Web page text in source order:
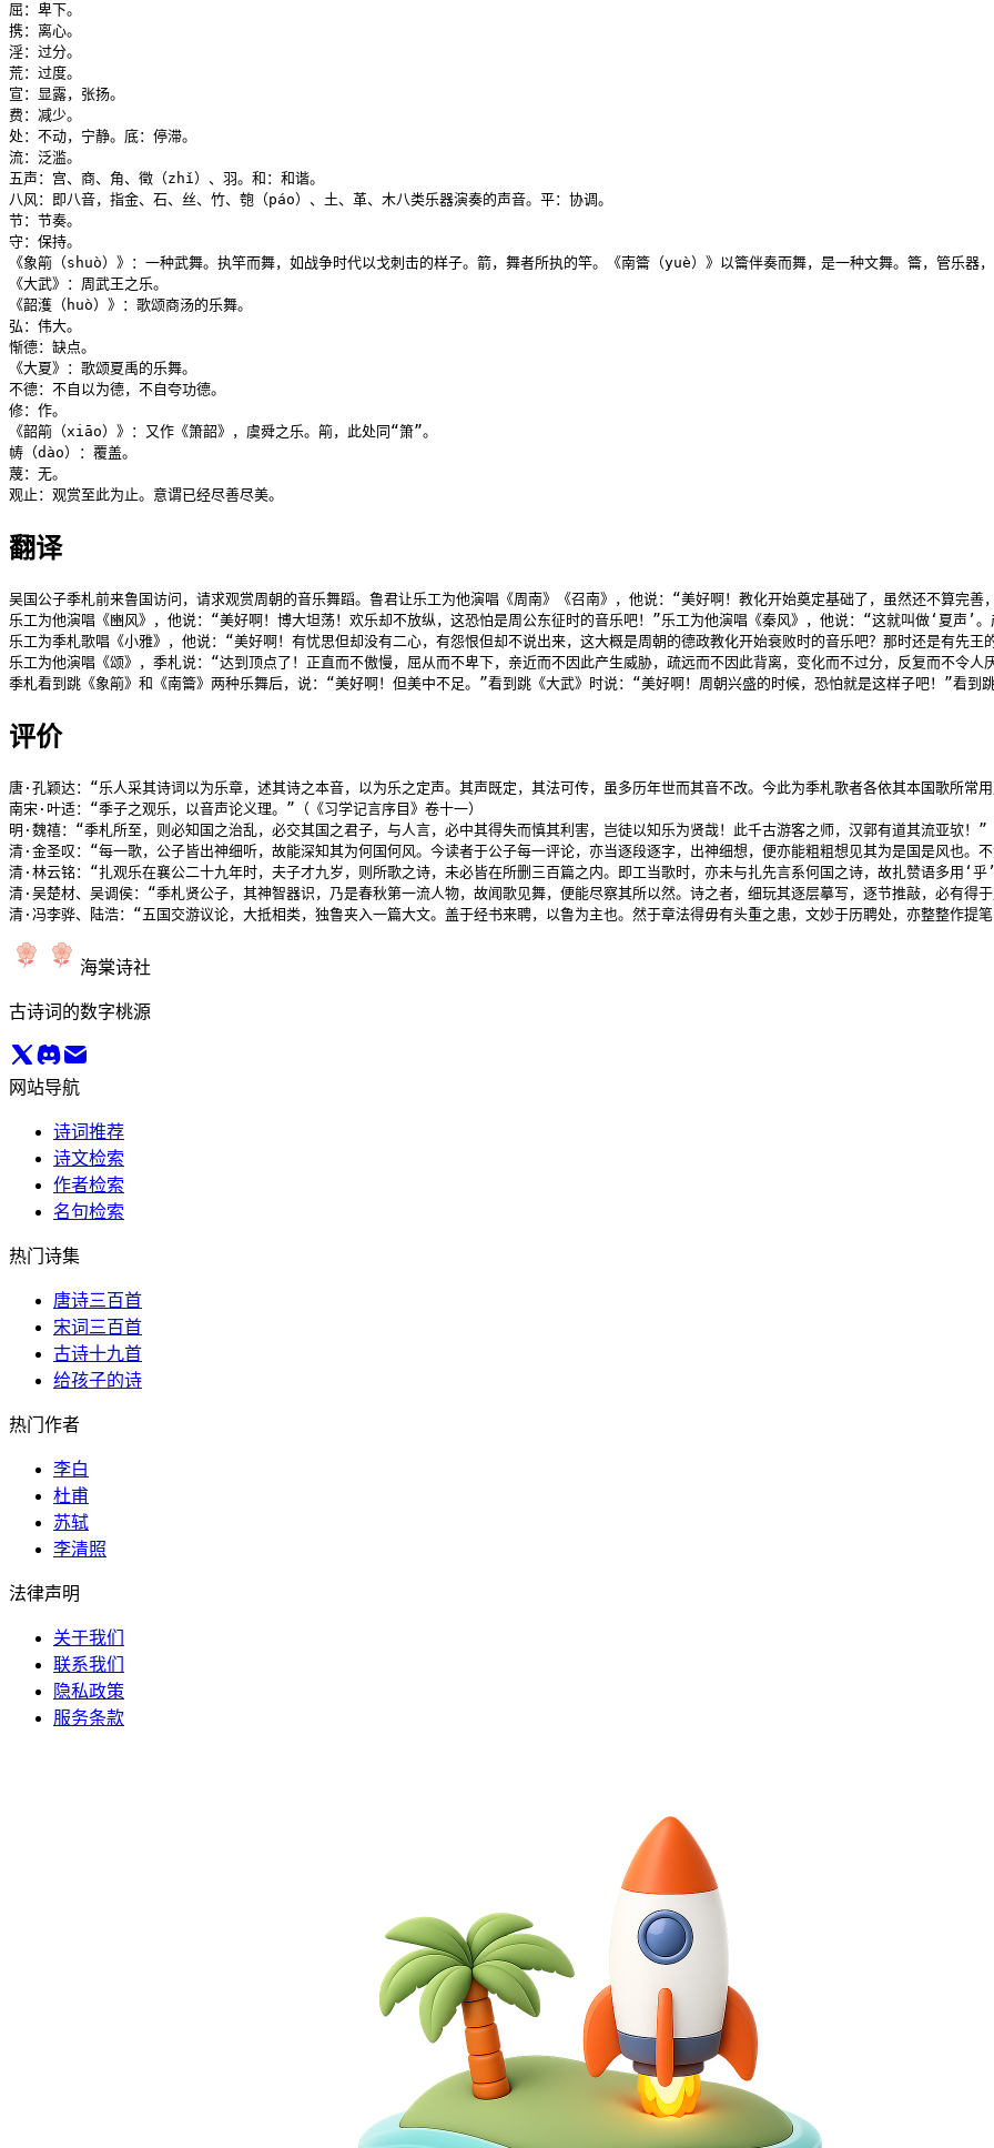
屈：卑下。
携：离心。
淫：过分。
荒：过度。
宣：显露，张扬。
费：减少。
处：不动，宁静。底：停滞。
流：泛滥。
五声：宫、商、角、徵（zhǐ）、羽。和：和谐。
八风：即八音，指金、石、丝、竹、匏（páo）、土、革、木八类乐器演奏的声音。平：协调。
节：节奏。
守：保持。
《象箾（shuò）》：一种武舞。执竿而舞，如战争时代以戈刺击的样子。箭，舞者所执的竿。《南籥（yuè）》以籥伴奏而舞，是一种文舞。籥，管乐器
《大武》：周武王之乐。
《韶濩（huò）》：歌颂商汤的乐舞。
弘：伟大。
惭德：缺点。
《大夏》：歌颂夏禹的乐舞。
不德：不自以为德，不自夸功德。
修：作。
《韶箾（xiāo）》：又作《箫韶》，虞舜之乐。箾，此处同“箫”。
帱（dào）：覆盖。
蔑：无。
观止：观赏至此为止。意谓已经尽善尽美。
翻译
吴国公子季札前来鲁国访问，请求观赏周朝的音乐舞蹈。鲁君让乐工为他演唱《周南》《召南》，他说：“美好啊！教化开始奠定基础了，虽然还不算
乐工为他演唱《豳风》，他说：“美好啊！博大坦荡！欢乐却不放纵，这恐怕是周公东征时的音乐吧！”乐工为他演唱《秦风》，他说：“这就叫做‘夏声
乐工为季札歌唱《小雅》，他说：“美好啊！有忧思但却没有二心，有怨恨但却不说出来，这大概是周朝的德政教化开始衰败时的音乐吧？那时还是有先
乐工为他演唱《颂》，季札说：“达到顶点了！正直而不傲慢，屈从而不卑下，亲近而不因此产生威胁，疏远而不因此背离，变化而不过分，反复而不
季札看到跳《象箾》和《南籥》两种乐舞后，说：“美好啊！但美中不足。”看到跳《大武》时说：“美好啊！周朝兴盛的时候，恐怕就是这样子吧！”看
评价
唐·孔颖达：“乐人采其诗词以为乐章，述其诗之本音，以为乐之定声。其声既定，其法可传，虽多历年世而其音不改。今此为季札歌者各依其本国歌所
南宋·叶适：“季子之观乐，以音声论义理。”（《习学记言序目》卷十一）
明·魏禧：“季札所至，则必知国之治乱，必交其国之君子，与人言，必中其得失而慎其利害，岂徒以知乐为贤哉！此千古游客之师，汉郭有道其流亚欤！”
清·金圣叹：“每一歌，公子皆出神细听，故能深知其为何国何风。今读者于公子每一评论，亦当逐段逐字，出神细想，便亦能粗粗想见其为是国是风也。
清·林云铭：“扎观乐在襄公二十九年时，夫子才九岁，则所歌之诗，未必皆在所删三百篇之内。即工当歌时，亦未与扎先言系何国之诗，故扎赞语多用
清·吴楚材、吴调侯：“季札贤公子，其神智器识，乃是春秋第一流人物，故闻歌见舞，便能尽察其所以然。诗之者，细玩其逐层摹写，逐节推敲，必有得
清·冯李骅、陆浩：“五国交游议论，大抵相类，独鲁夹入一篇大文。盖于经书来聘，以鲁为主也。然于章法得毋有头重之患，文妙于历聘处，亦整整作
海棠诗社
古诗词的数字桃源
网站导航
诗词推荐
诗文检索
作者检索
名句检索
热门诗集
唐诗三百首
宋词三百首
古诗十九首
给孩子的诗
热门作者
李白
杜甫
苏轼
李清照
法律声明
关于我们
联系我们
隐私政策
服务条款